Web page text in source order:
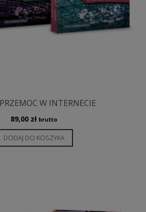
W INTERNECIE
89,00 zł brutto
DODAJ DO KOSZYKA